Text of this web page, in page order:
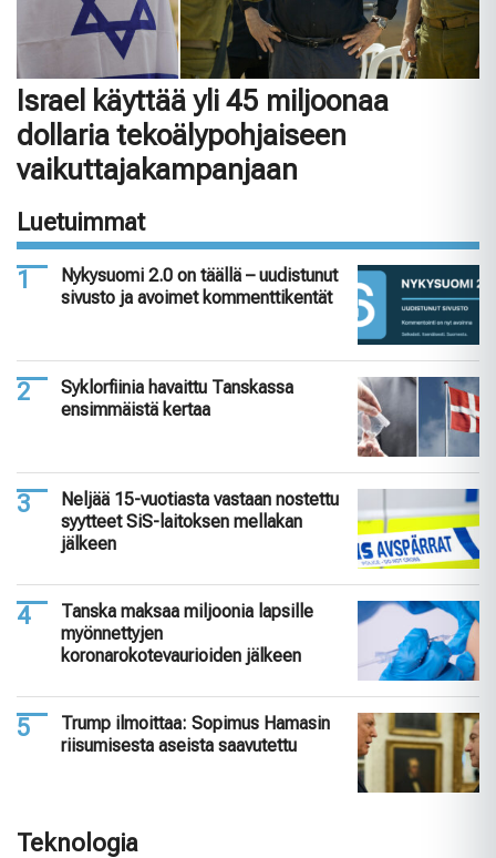
Israel käyttää yli 45 miljoonaa
dollaria tekoälypohjaiseen
vaikuttajakampanjaan
Luetuimmat
Nykysuomi 2.0 on täällä – uudistunut
sivusto ja avoimet kommenttikentät
Syklorfiinia havaittu Tanskassa
ensimmäistä kertaa
Neljää 15-vuotiasta vastaan nostettu
syytteet SiS-laitoksen mellakan
jälkeen
Tanska maksaa miljoonia lapsille
myönnettyjen
koronarokotevaurioiden jälkeen
Trump ilmoittaa: Sopimus Hamasin
riisumisesta aseista saavutettu
Teknologia